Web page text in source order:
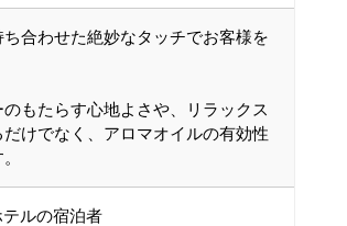
合わせた絶妙なタッチでお客様を
もたらす心地よさや、リラックス
けでなく、アロマオイルの有効性
ルの宿泊者